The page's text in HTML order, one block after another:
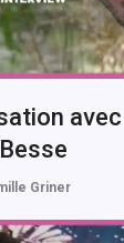
Besse
Griner